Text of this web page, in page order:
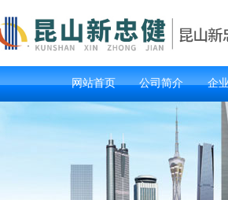
网站首页 公司简介 企